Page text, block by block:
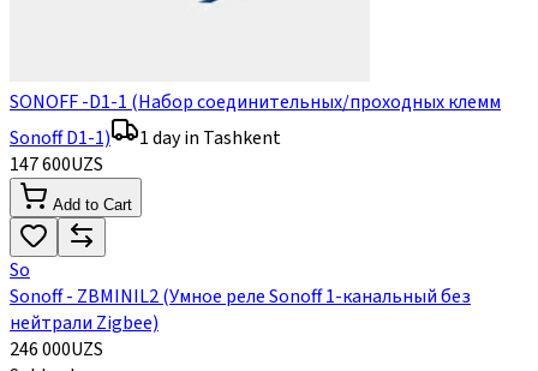
SONOFF -D1-1 (Набор соединительных/проходных клемм
Sonoff D1-1)
1 day in Tashkent
147 600UZS
Add to Cart
So
Sonoff - ZBMINIL2 (Умное реле Sonoff 1-канальный без
нейтрали Zigbee)
246 000UZS